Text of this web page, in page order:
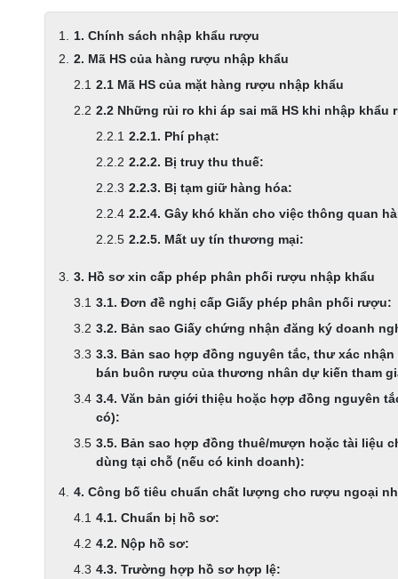
1. Chính sách nhập khẩu rượu
2. Mã HS của hàng rượu nhập khẩu
2.1 Mã HS của mặt hàng rượu nhập khẩu
2.2 Những rủi ro khi áp sai mã HS khi nhập khẩu
2.2.1. Phí phạt:
2.2.2. Bị truy thu thuế:
2.2.3. Bị tạm giữ hàng hóa:
2.2.4. Gây khó khăn cho việc thông quan
2.2.5. Mất uy tín thương mại:
3. Hồ sơ xin cấp phép phân phối rượu nhập khẩu
3.1. Đơn đề nghị cấp Giấy phép phân phối rượu:
3.2. Bản sao Giấy chứng nhận đăng ký doanh
3.3. Bản sao hợp đồng nguyên tắc, thư xác
bán buôn rượu của thương nhân dự kiến tham
3.4. Văn bản giới thiệu hoặc hợp đồng nguyên
có):
3.5. Bản sao hợp đồng thuê/mượn hoặc tài liệu
dùng tại chỗ (nếu có kinh doanh):
4. Công bố tiêu chuẩn chất lượng cho rượu ngoại
4.1. Chuẩn bị hồ sơ:
4.2. Nộp hồ sơ:
4.3. Trường hợp hồ sơ hợp lệ: